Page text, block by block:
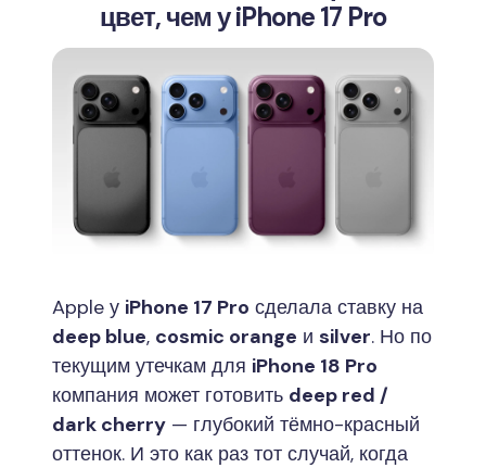
цвет, чем у iPhone 17 Pro
Apple у iPhone 17 Pro сделала ставку на
deep blue, cosmic orange и silver. Но по
текущим утечкам для iPhone 18 Pro
компания может готовить deep red /
dark cherry — глубокий тёмно-красный
оттенок. И это как раз тот случай, когда